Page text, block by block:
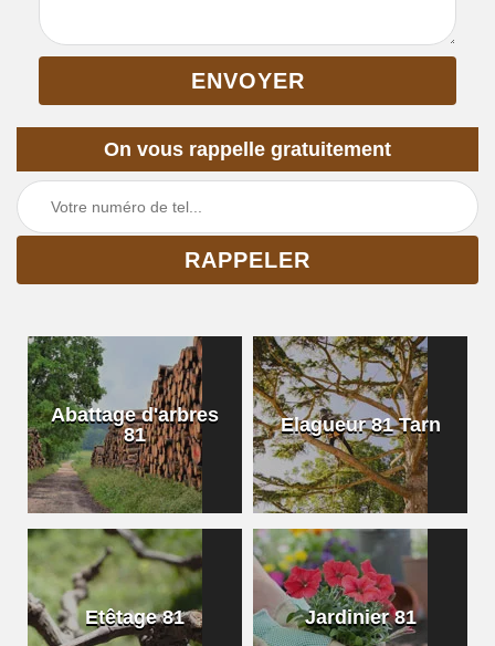
On vous rappelle gratuitement
Abattage d'arbres
81
Elagueur 81 Tarn
Etêtage 81 Jardinier 81